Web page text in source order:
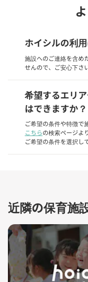
ホイシルの利
施設へのご連絡を含め
せんので、ご安心下さい
希望するエリ
はできますか？
ご希望の条件や特徴で
こちらの検索ページよ
ご希望の条件を選択し
近隣の保育施